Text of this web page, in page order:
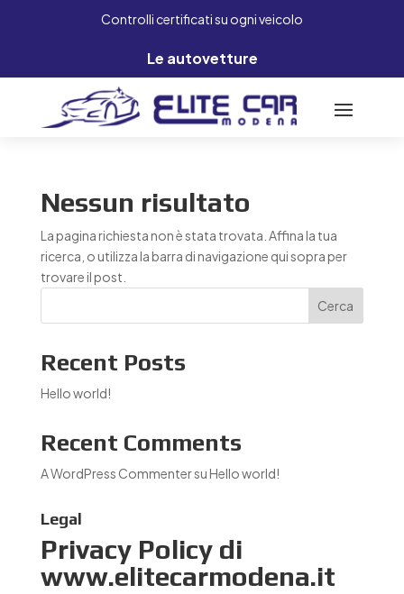
Controlli certificati su ogni veicolo
Le autovetture
Nessun risultato
La pagina richiesta non è stata trovata. Affina la tua
ricerca, o utilizza la barra di navigazione qui sopra per
trovare il post.
Cerca
Recent Posts
Hello world!
Recent Comments
A WordPress CommentersuHello world!
Legal
Privacy Policy di
www.elitecarmodena.it